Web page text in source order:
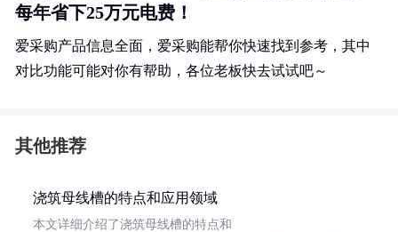
每年省下25万元电费！
爱采购产品信息全面，爱采购能帮你快速找到参考，其中
对比功能可能对你有帮助，各位老板快去试试吧～
其他推荐
浇筑母线槽的特点和应用领域
本文详细介绍了浇筑母线槽的特点和